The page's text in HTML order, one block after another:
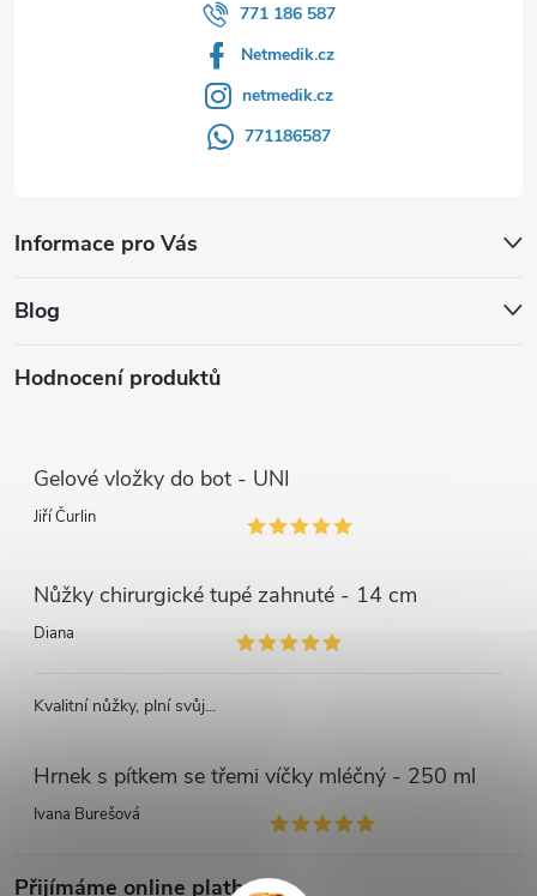
Informace pro Vás
771 186 587
Netmedik.cz
netmedik.cz
771186587
Blog
Hodnocení produktů
Gelové vložky do bot - UNI
Jiří Čurlin
Nůžky chirurgické tupé zahnuté - 14 cm
Diana
Kvalitní nůžky, plní svůj...
Hrnek s pítkem se třemi víčky mléčný - 250 ml
Ivana Burešová
Přijímáme online platby